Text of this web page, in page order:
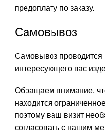
предоплату по заказу.
Самовывоз
Самовывоз проводится
интересующего вас
Обращаем внимание,
находится
поэтому ваш визит
согласовать с нашим